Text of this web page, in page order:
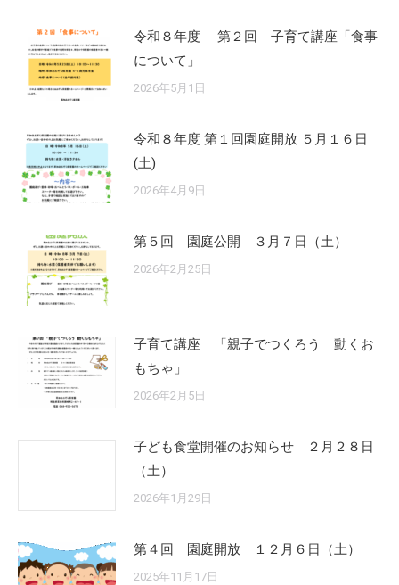
令和８年度 第２回 子育て講座「食事
について」
2026年5月1日
令和８年度 第１回園庭開放 ５月１６日
(土)
2026年4月9日
第５回 園庭公開 ３月７日（土）
2026年2月25日
子育て講座 「親子でつくろう 動くお
もちゃ」
2026年2月5日
子ども食堂開催のお知らせ ２月２８日
（土）
2026年1月29日
第４回 園庭開放 １２月６日（土）
2025年11月17日